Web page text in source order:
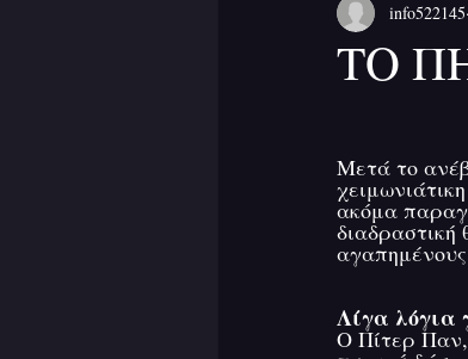
ΤΟ
info522145
Μετά το
ακόμα
Λίγα λόγια
Ο Πίτερ Παν,